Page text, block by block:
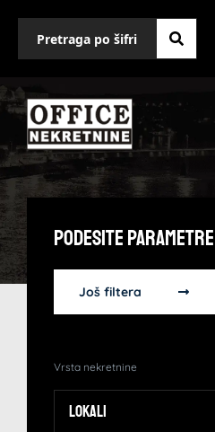
Podesite Parametre
Još filtera
Vrsta nekretnine